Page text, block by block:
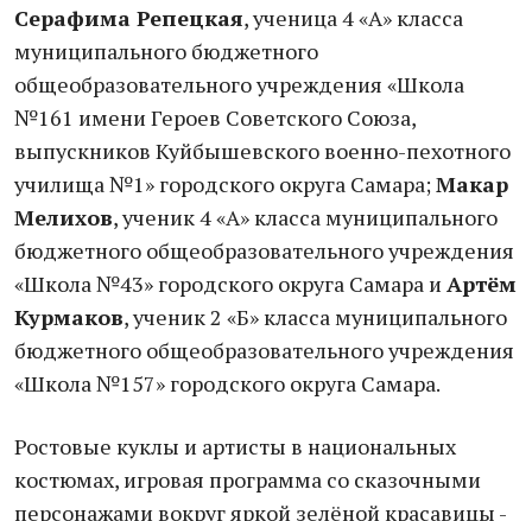
Серафима Репецкая, ученица 4 «А» класса
муниципального бюджетного
общеобразовательного учреждения «Школа
№161 имени Героев Советского Союза,
выпускников Куйбышевского военно-пехотного
училища №1» городского округа Самара;Макар
Мелихов, ученик 4 «А» класса муниципального
бюджетного общеобразовательного учреждения
«Школа №43» городского округа Самара и Артём
Курмаков, ученик 2 «Б» класса муниципального
бюджетного общеобразовательного учреждения
«Школа №157» городского округа Самара.
Ростовые куклы и артисты в национальных
костюмах, игровая программа со сказочными
персонажами вокруг яркой зелёной красавицы -